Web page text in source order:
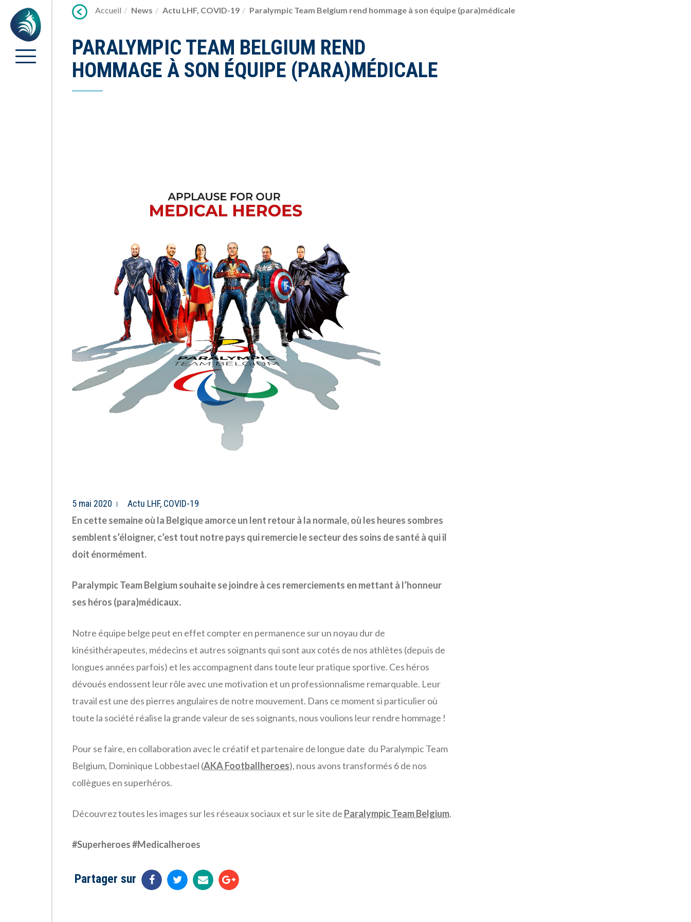
Accueil News Actu LHF, COVID-19 Paralympic Team Belgium rend hommage à son équipe (para)médicale
PARALYMPIC TEAM BELGIUM REND
HOMMAGE À SON ÉQUIPE (PARA)MÉDICALE
5 mai 2020 Actu LHF, COVID-19
En cette semaine où la Belgique amorce un lent retour à la normale, où les heures sombres
semblent s’éloigner, c’est tout notre pays qui remercie le secteur des soins de santé à qui il
doit énormément.
Paralympic Team Belgium souhaite se joindre à ces remerciements en mettant à l’honneur
ses héros (para)médicaux.
Notre équipe belge peut en effet compter en permanence sur un noyau dur de
kinésithérapeutes, médecins et autres soignants qui sont aux cotés de nos athlètes (depuis de
longues années parfois) et les accompagnent dans toute leur pratique sportive. Ces héros
dévoués endossent leur rôle avec une motivation et un professionnalisme remarquable. Leur
travail est une des pierres angulaires de notre mouvement. Dans ce moment si particulier où
toute la société réalise la grande valeur de ses soignants, nous voulions leur rendre hommage !
Pour se faire, en collaboration avec le créatif et partenaire de longue date du Paralympic Team
Belgium, Dominique Lobbestael (AKAFootballheroes), nous avons transformés 6 de nos
collègues en superhéros.
Découvrez toutes les images sur les réseaux sociaux et sur le site de Paralympic Team Belgium.
#Superheroes #Medicalheroes
Partager sur